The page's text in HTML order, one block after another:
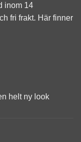
inom 14
fri frakt. Här finner
helt ny look